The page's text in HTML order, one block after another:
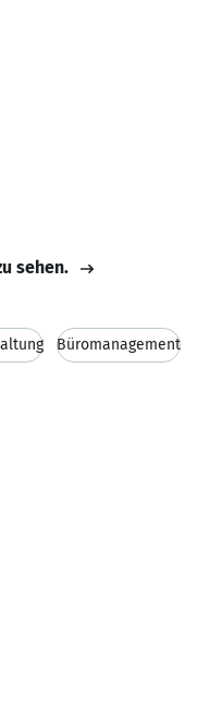
sehen.
Büromanagement